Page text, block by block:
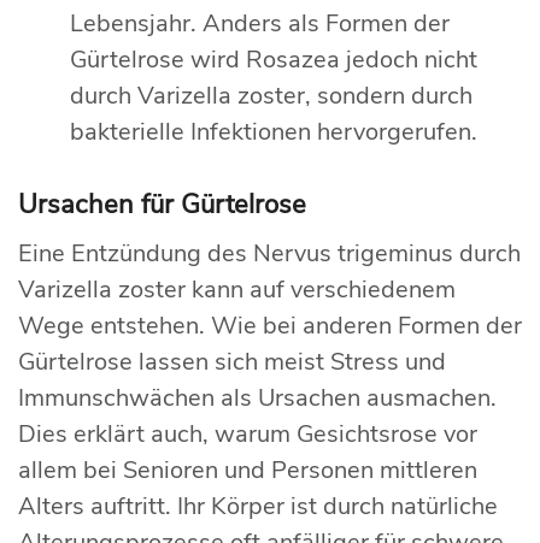
Lebensjahr. Anders als Formen der
Gürtelrose wird Rosazea jedoch nicht
durch Varizella zoster, sondern durch
bakterielle Infektionen hervorgerufen.
Ursachen für Gürtelrose
Eine Entzündung des Nervus trigeminus durch
Varizella zoster kann auf verschiedenem
Wege entstehen. Wie bei anderen Formen der
Gürtelrose lassen sich meist Stress und
Immunschwächen als Ursachen ausmachen.
Dies erklärt auch, warum Gesichtsrose vor
allem bei Senioren und Personen mittleren
Alters auftritt. Ihr Körper ist durch natürliche